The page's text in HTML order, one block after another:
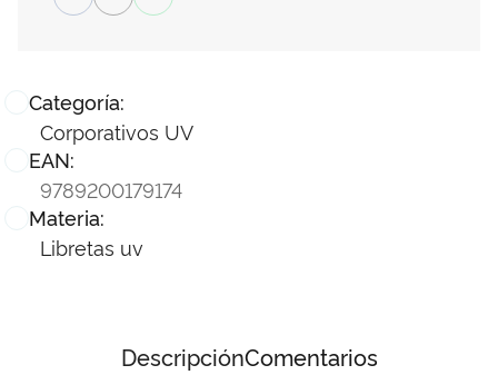
Categoría:
Corporativos UV
EAN:
9789200179174
Materia:
Libretas uv
DescripciónComentarios